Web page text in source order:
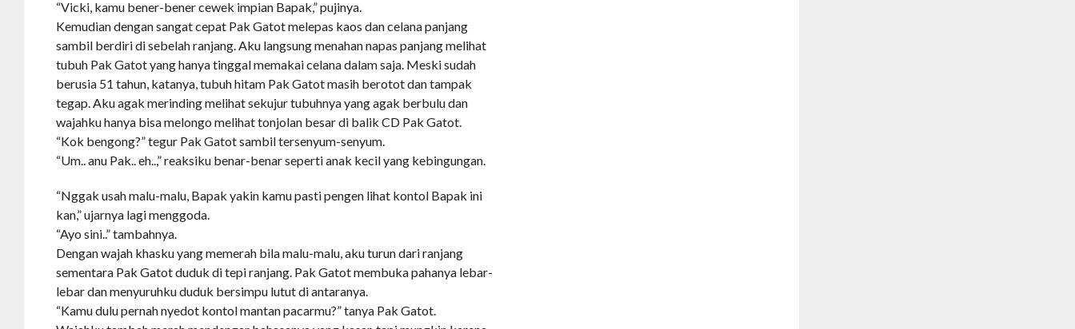
“Vicki, kamu bener-bener cewek impian Bapak,” pujinya.
Kemudian dengan sangat cepat Pak Gatot melepas kaos dan celana panjang
sambil berdiri di sebelah ranjang. Aku langsung menahan napas panjang melihat
tubuh Pak Gatot yang hanya tinggal memakai celana dalam saja. Meski sudah
berusia 51 tahun, katanya, tubuh hitam Pak Gatot masih berotot dan tampak
tegap. Aku agak merinding melihat sekujur tubuhnya yang agak berbulu dan
wajahku hanya bisa melongo melihat tonjolan besar di balik CD Pak Gatot.
“Kok bengong?” tegur Pak Gatot sambil tersenyum-senyum.
“Um.. anu Pak.. eh..,” reaksiku benar-benar seperti anak kecil yang kebingungan.
“Nggak usah malu-malu, Bapak yakin kamu pasti pengen lihat kontol Bapak ini
kan,” ujarnya lagi menggoda.
“Ayo sini..” tambahnya.
Dengan wajah khasku yang memerah bila malu-malu, aku turun dari ranjang
sementara Pak Gatot duduk di tepi ranjang. Pak Gatot membuka pahanya lebar-
lebar dan menyuruhku duduk bersimpu lutut di antaranya.
“Kamu dulu pernah nyedot kontol mantan pacarmu?” tanya Pak Gatot.